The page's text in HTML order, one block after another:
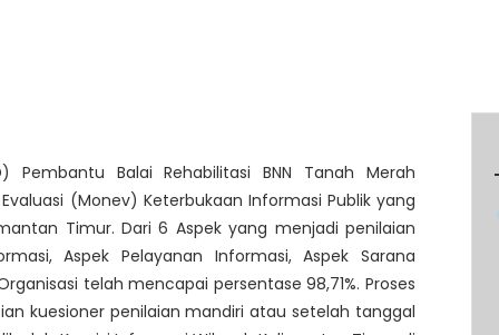
Balai Rehabilitasi BNN Tanah Merah
(Monev) Keterbukaan Informasi Publik yang
Timur. Dari 6 Aspek yang menjadi penilaian
Aspek Pelayanan Informasi, Aspek Sarana
telah mencapai persentase 98,71%. Proses
kuesioner penilaian mandiri atau setelah tanggal